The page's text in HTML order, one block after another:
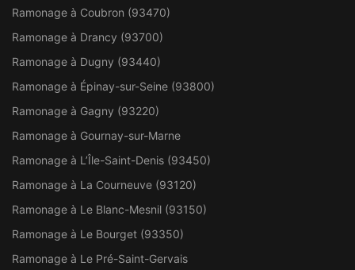
Ramonage à Coubron (93470)
Ramonage à Drancy (93700)
Ramonage à Dugny (93440)
Ramonage à Épinay-sur-Seine (93800)
Ramonage à Gagny (93220)
Ramonage à Gournay-sur-Marne
Ramonage à L’Île-Saint-Denis (93450)
Ramonage à La Courneuve (93120)
Ramonage à Le Blanc-Mesnil (93150)
Ramonage à Le Bourget (93350)
Ramonage à Le Pré-Saint-Gervais